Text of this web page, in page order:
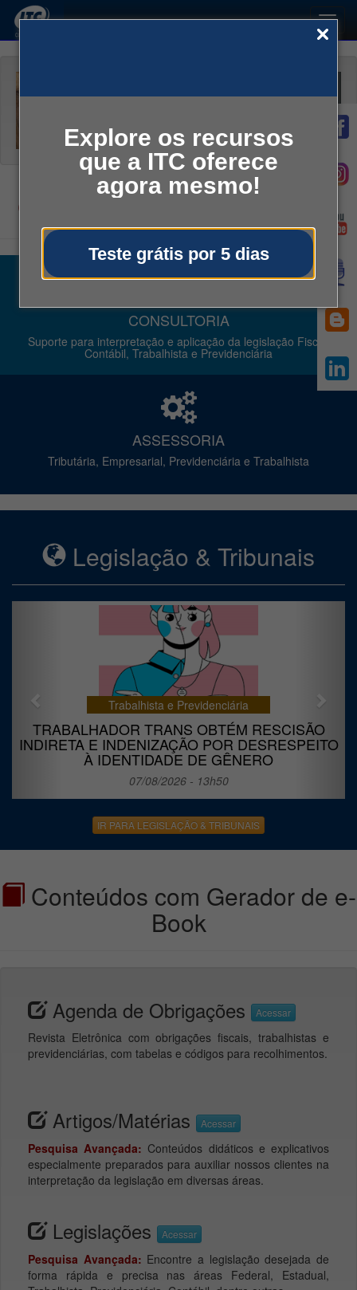
Explore os recursos
que a ITC oferece
agora mesmo!
Teste grátis por 5 dias
Conheça Nossos Serviços
CONSULTORIA
Suporte para interpretação e aplicação da legislação Fiscal,
Contábil, Trabalhista e Previdenciária
ASSESSORIA
Tributária, Empresarial, Previdenciária e Trabalhista
Legislação & Tribunais
Trabalhista e Previdenciária
TRABALHADOR TRANS OBTÉM RESCISÃO
INDIRETA E INDENIZAÇÃO POR DESRESPEITO
À IDENTIDADE DE GÊNERO
07/08/2026 - 13h50
IR PARA LEGISLAÇÃO & TRIBUNAIS
Conteúdos com Gerador de e-
Book
Agenda de Obrigações Acessar
Revista Eletrônica com obrigações fiscais, trabalhistas e
previdenciárias, com tabelas e códigos para recolhimentos.
Artigos/Matérias Acessar
Pesquisa Avançada: Conteúdos didáticos e explicativos
especialmente preparados para auxiliar nossos clientes na
interpretação da legislação em diversas áreas.
Legislações Acessar
Pesquisa Avançada: Encontre a legislação desejada de
forma rápida e precisa nas áreas Federal, Estadual,